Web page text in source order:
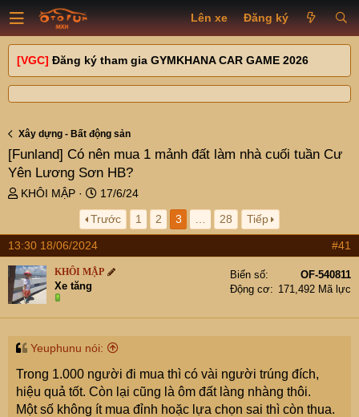
Lên xe Đăng ký
[VGC] Đăng ký tham gia GYMKHANA CAR GAME 2026
Xây dựng - Bất động sản
[Funland] Có nên mua 1 mảnh đất làm nhà cuối tuần Cư
Yên Lương Sơn HB?
T
e
a
d
s
t
t
KHÔI MẬP
N
g
à
y
ử
17/6/24
Trước
1 2 3 28 Tiếp
13:30 18/06/2024 #41
KHÔI MẬP
Xe tăng
Biển số
OF-540811
Động cơ
171,492 Mã lực
Yeuphunu nói:
Trong 1.000 người đi mua thì có vài người trúng đích,
hiệu quả tốt. Còn lại cũng là ôm đất làng nhàng thôi.
Một số không ít mua đỉnh hoặc lựa chọn sai thì còn thua.